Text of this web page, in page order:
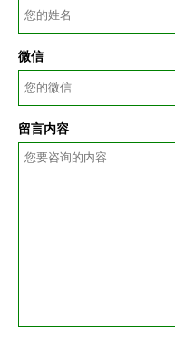
微信
留言内容